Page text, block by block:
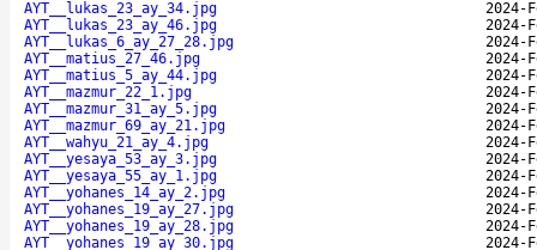
AYT__lukas_23_ay_34.jpg
2024-
AYT__lukas_23_ay_46.jpg
2024-
AYT__lukas_6_ay_27_28.jpg
2024-
AYT__matius_27_46.jpg
2024-
AYT__matius_5_ay_44.jpg
2024-
AYT__mazmur_22_1.jpg
2024-
AYT__mazmur_31_ay_5.jpg
2024-
AYT__mazmur_69_ay_21.jpg
2024-
AYT__wahyu_21_ay_4.jpg
2024-
AYT__yesaya_53_ay_3.jpg
2024-
AYT__yesaya_55_ay_1.jpg
2024-
AYT__yohanes_14_ay_2.jpg
2024-
AYT__yohanes_19_ay_27.jpg
2024-
AYT__yohanes_19_ay_28.jpg
2024-
AYT__yohanes_19_ay_30.jpg
2024-